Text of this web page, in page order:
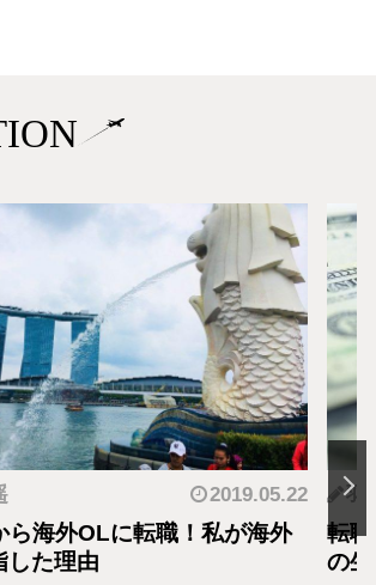
2019.05.22
ら海外OLに転職！私が海外
した理由
羽
転
の